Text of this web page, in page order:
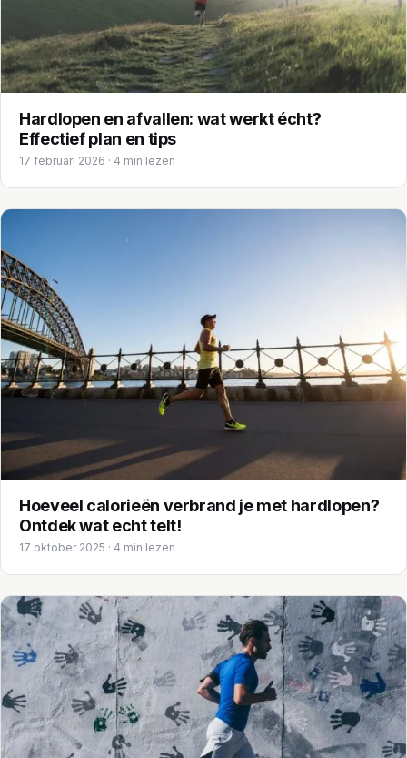
Trainingen
Voeding
Hardlopen en afvallen: wat werkt écht?
Effectief plan en tips
17 februari 2026 · 4 min lezen
Hoeveel calorieën verbrand je met hardlopen?
Ontdek wat echt telt!
17 oktober 2025 · 4 min lezen